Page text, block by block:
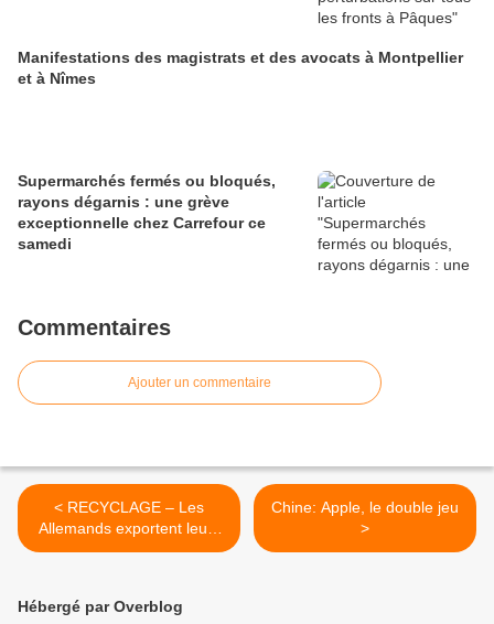
Manifestations des magistrats et des avocats à Montpellier
et à Nîmes
Supermarchés fermés ou bloqués,
rayons dégarnis : une grève
exceptionnelle chez Carrefour ce
samedi
Commentaires
Ajouter un commentaire
< RECYCLAGE – Les
Allemands exportent leurs
retraités en Europe de l’Est
Chine: Apple, le double jeu
>
Hébergé par Overblog